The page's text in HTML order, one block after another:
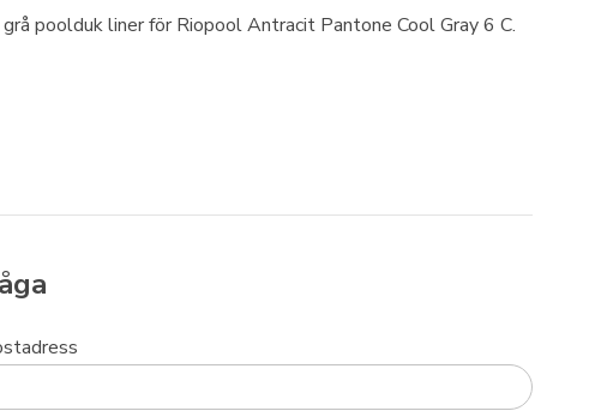
poolduk liner för Riopool Antracit Pantone Cool Gray 6 C.